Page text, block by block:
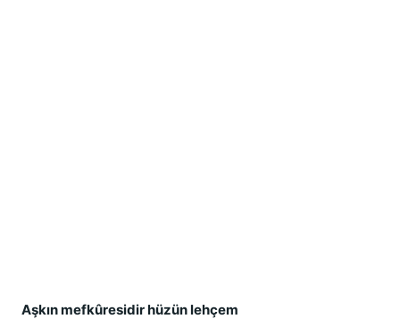
Aşkın mefkûresidir hüzün lehçem